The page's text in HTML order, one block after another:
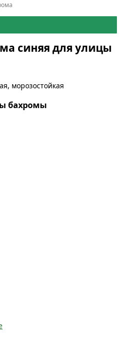
синяя для улицы
морозостойкая
бахромы